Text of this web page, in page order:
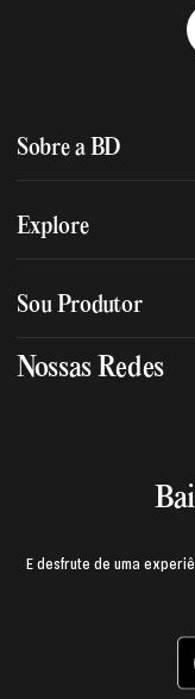
Sobre a BD
Quem somos
Política de privacidade
Explore
Assessoria de imprensa
Trabalhe na BD
Sou Produtor
Manual de mídia e da marca
Nossas Redes
E desfrute de uma